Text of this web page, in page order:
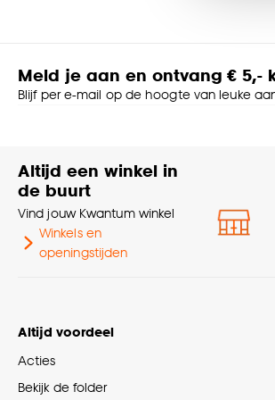
Laat je dan adviseren door een van
raamdecoratie, wordt deze direct voor
Maak een afspraak voor advies aan huis
Zelf je ramen inmeten?
Met onze meetinstructies weet je
Bekijk de meetinstructies >
Let op: Kleurverschil t.o.v. showbaan
Meld je aan en ontvang € 5,-
Blijf per e-mail op de hoogte van leuke
Altijd een winkel in
de buurt
Vind jouw Kwantum winkel
Winkels en
openingstijden
Altijd voordeel
Acties
Bekijk de folder